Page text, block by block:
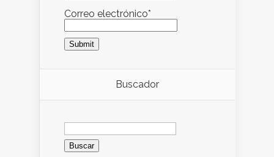
Correo electrónico*
Buscador
Buscar: